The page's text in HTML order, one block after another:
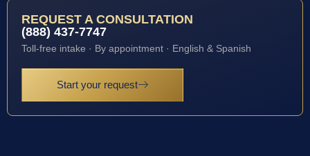
REQUEST A CONSULTATION
(888) 437-7747
Toll-free intake · By appointment · English & Spanish
Start your request